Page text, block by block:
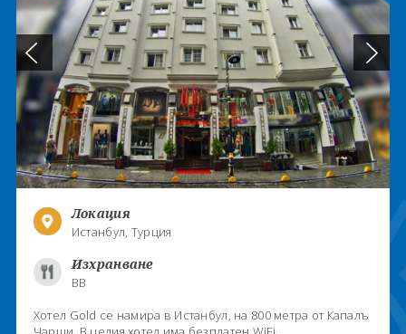
Локация
Истанбул, Турция
Изхранване
BB
Хотел Gold се намира в Истанбул, на 800 метра от Капалъ